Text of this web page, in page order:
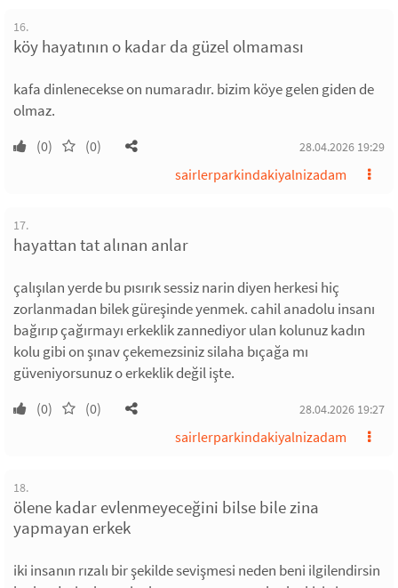
16.
köy hayatının o kadar da güzel olmaması
kafa dinlenecekse on numaradır. bizim köye gelen giden de
olmaz.
(0) (0) 28.04.2026 19:29
sairlerparkindakiyalnizadam
17.
hayattan tat alınan anlar
çalışılan yerde bu pısırık sessiz narin diyen herkesi hiç
zorlanmadan bilek güreşinde yenmek. cahil anadolu insanı
bağırıp çağırmayı erkeklik zannediyor ulan kolunuz kadın
kolu gibi on şınav çekemezsiniz silaha bıçağa mı
güveniyorsunuz o erkeklik değil işte.
(0) (0) 28.04.2026 19:27
sairlerparkindakiyalnizadam
18.
ölene kadar evlenmeyeceğini bilse bile zina
yapmayan erkek
iki insanın rızalı bir şekilde sevişmesi neden beni ilgilendirsin